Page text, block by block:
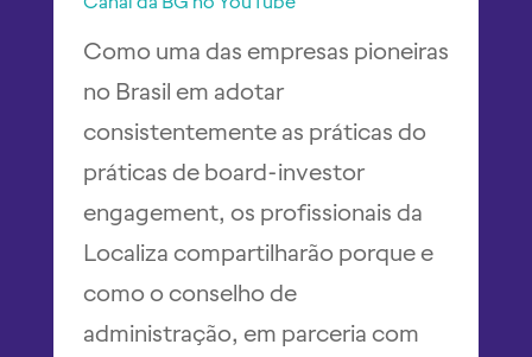
Como uma das empresas pioneiras
no Brasil em adotar
consistentemente as práticas do
práticas de board-investor
engagement, os profissionais da
Localiza compartilharão porque e
como o conselho de
administração, em parceria com